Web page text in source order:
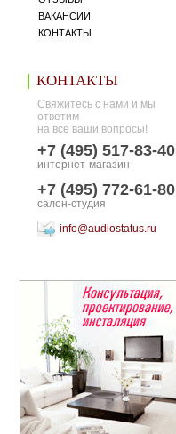
ВАКАНСИИ
КОНТАКТЫ
КОНТАКТЫ
Свяжитесь с нами и мы
ответим
на все ваши вопросы!
+7 (495) 517-83-40
интернет-магазин
+7 (495) 772-61-80
салон-студия
info@audiostatus.ru